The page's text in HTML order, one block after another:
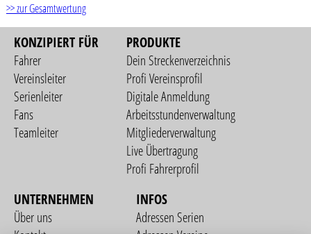
>> zur Gesamtwertung
KONZIPIERT FÜR
Fahrer
Vereinsleiter
Serienleiter
Fans
Teamleiter
PRODUKTE
Dein Streckenverzeichnis
Profi Vereinsprofil
Digitale Anmeldung
Arbeitsstundenverwaltung
Mitgliederverwaltung
Live Übertragung
Profi Fahrerprofil
UNTERNEHMEN
Über uns
INFOS
Adressen Serien